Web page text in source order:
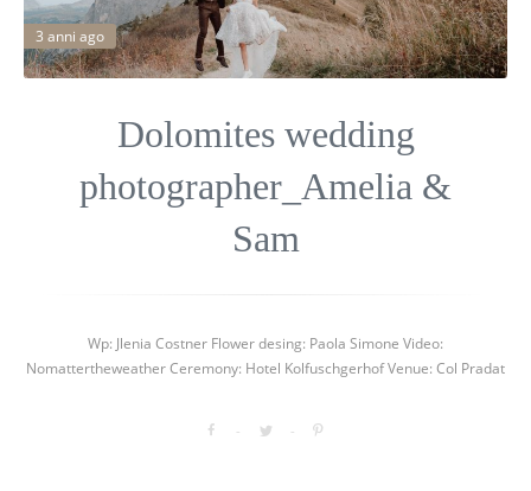
3 anni ago
Dolomites wedding
photographer_Amelia &
Sam
Wp: Jlenia Costner Flower desing: Paola Simone Video:
Nomattertheweather Ceremony: Hotel Kolfuschgerhof Venue: Col Pradat